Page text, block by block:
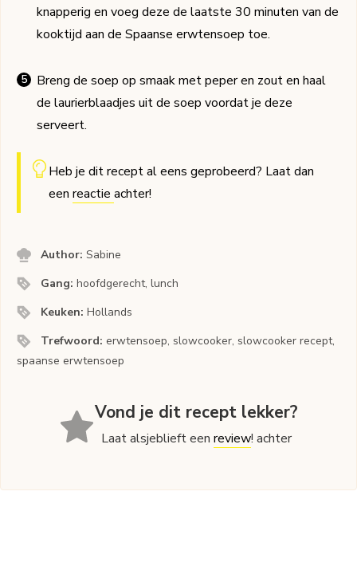
knapperig en voeg deze de laatste 30 minuten van de
kooktijd aan de Spaanse erwtensoep toe.
Breng de soep op smaak met peper en zout en haal
de laurierblaadjes uit de soep voordat je deze
serveert.
Heb je dit recept al eens geprobeerd? Laat dan
een reactie achter!
Author:Sabine
Gang:hoofdgerecht, lunch
Keuken:Hollands
Trefwoord: erwtensoep, slowcooker, slowcooker recept,
spaanse erwtensoep
Vond je dit recept lekker?
Laat alsjeblieft eenreview! achter